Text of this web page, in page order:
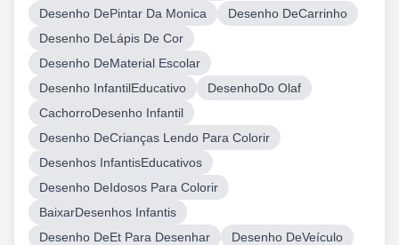
Desenho DePintar Da Monica
Desenho DeCarrinho
Desenho DeLápis De Cor
Desenho DeMaterial Escolar
Desenho InfantilEducativo
DesenhoDo Olaf
CachorroDesenho Infantil
Desenho DeCrianças Lendo Para Colorir
Desenhos InfantisEducativos
Desenho DeIdosos Para Colorir
BaixarDesenhos Infantis
Desenho DeEt Para Desenhar
Desenho DeVeículo